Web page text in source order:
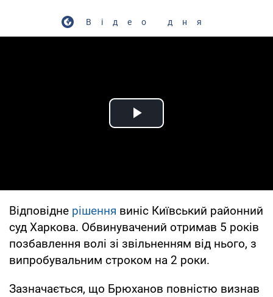
Відео дня
Play Video
Відповідне рішення виніс Київський районний
суд Харкова. Обвинувачений отримав 5 років
позбавлення волі зі звільненням від нього, з
випробувальним строком на 2 роки.
Зазначається, що Брюханов повністю визнав